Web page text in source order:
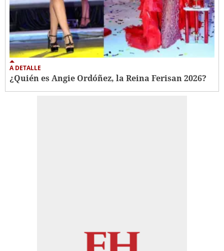
A DETALLE
¿Quién es Angie Ordóñez, la Reina Ferisan 2026?